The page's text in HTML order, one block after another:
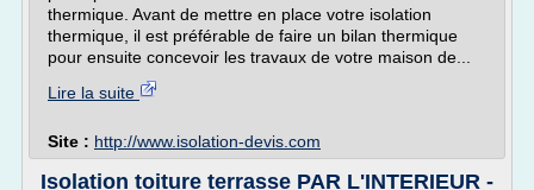
thermique. Avant de mettre en place votre isolation
thermique, il est préférable de faire un bilan thermique
pour ensuite concevoir les travaux de votre maison de...
Lire la suite
Site : http://www.isolation-devis.com
Isolation toiture terrasse PAR L'INTERIEUR -